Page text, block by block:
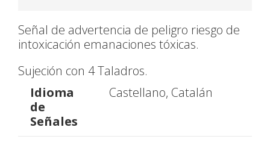
Señal de advertencia de peligro riesgo de
intoxicación emanaciones tóxicas.
Sujeción con 4 Taladros.
Idioma
de
Señales
Castellano, Catalán